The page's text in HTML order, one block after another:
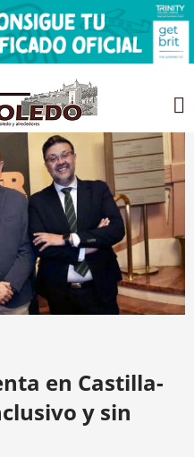
en Castilla-
y sin